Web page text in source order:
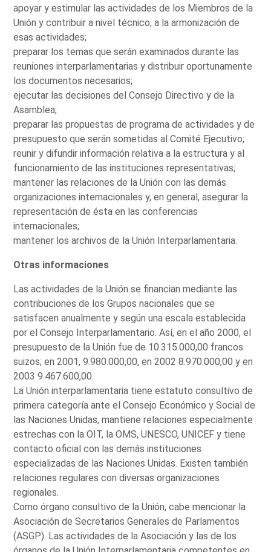
apoyar y estimular las actividades de los Miembros de la
Unión y contribuir a nivel técnico, a la armonización de
esas actividades;
preparar los temas que serán examinados durante las
reuniones interparlamentarias y distribuir oportunamente
los documentos necesarios;
ejecutar las decisiones del Consejo Directivo y de la
Asamblea;
preparar las propuestas de programa de actividades y de
presupuesto que serán sometidas al Comité Ejecutivo;
reunir y difundir información relativa a la estructura y al
funcionamiento de las instituciones representativas;
mantener las relaciones de la Unión con las demás
organizaciones internacionales y, en general, asegurar la
representación de ésta en las conferencias
internacionales;
mantener los archivos de la Unión Interparlamentaria.
Otras informaciones
Las actividades de la Unión se financian mediante las
contribuciones de los Grupos nacionales que se
satisfacen anualmente y según una escala establecida
por el Consejo Interparlamentario. Así, en el año 2000, el
presupuesto de la Unión fue de 10.315.000,00 francos
suizos; en 2001, 9.980.000,00, en 2002 8.970.000,00 y en
2003 9.467.600,00.
La Unión interparlamentaria tiene estatuto consultivo de
primera categoría ante el Consejo Económico y Social de
las Naciones Unidas, mantiene relaciones especialmente
estrechas con la OIT, la OMS, UNESCO, UNICEF y tiene
contacto oficial con las demás instituciones
especializadas de las Naciones Unidas. Existen también
relaciones regulares con diversas organizaciones
regionales.
Como órgano consultivo de la Unión, cabe mencionar la
Asociación de Secretarios Generales de Parlamentos
(ASGP). Las actividades de la Asociación y las de los